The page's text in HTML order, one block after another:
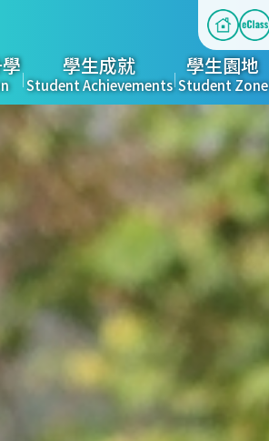
學生成就
Student Achievements
學生園地
Student Zone